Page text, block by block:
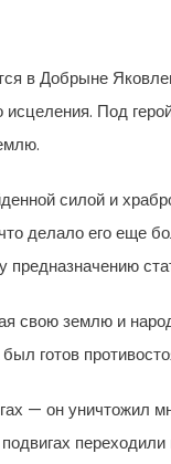
в Добрыне
Под
силой и
делало его еще
землю и
готов
— он уничтожил